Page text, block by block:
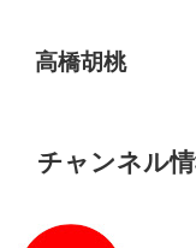
高橋胡桃
チャンネル